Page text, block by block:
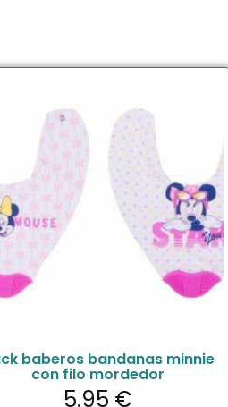
baberos bandanas minnie
con filo mordedor
5.95 €